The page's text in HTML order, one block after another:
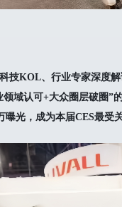
技KOL、行业专家深度
域认可+大众圈层破圈
光，成为本届CES最受